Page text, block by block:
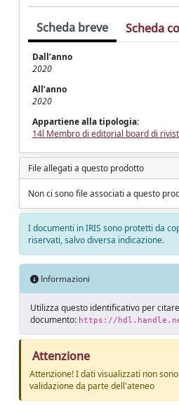
Scheda breve Scheda
Dall’anno
2020
All’anno
2020
Appartiene alla tipologia:
14l Membro di editorial board di
File allegati a questo prodotto
Non ci sono file associati a questo
I documenti in IRIS sono protetti da
riservati, salvo diversa indicazione.
Informazioni
Utilizza questo identificativo per
documento: https://
Attenzione
Attenzione! I dati visualizzati non
validazione da parte dell'ateneo